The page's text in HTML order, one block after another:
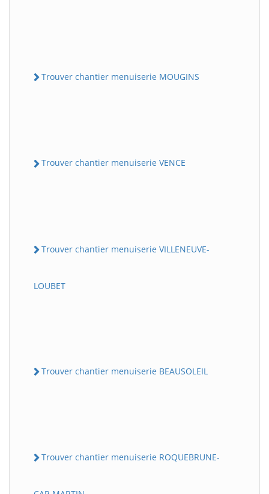
Trouver chantier menuiserie MOUGINS
Trouver chantier menuiserie VENCE
Trouver chantier menuiserie VILLENEUVE-
LOUBET
Trouver chantier menuiserie BEAUSOLEIL
Trouver chantier menuiserie ROQUEBRUNE-